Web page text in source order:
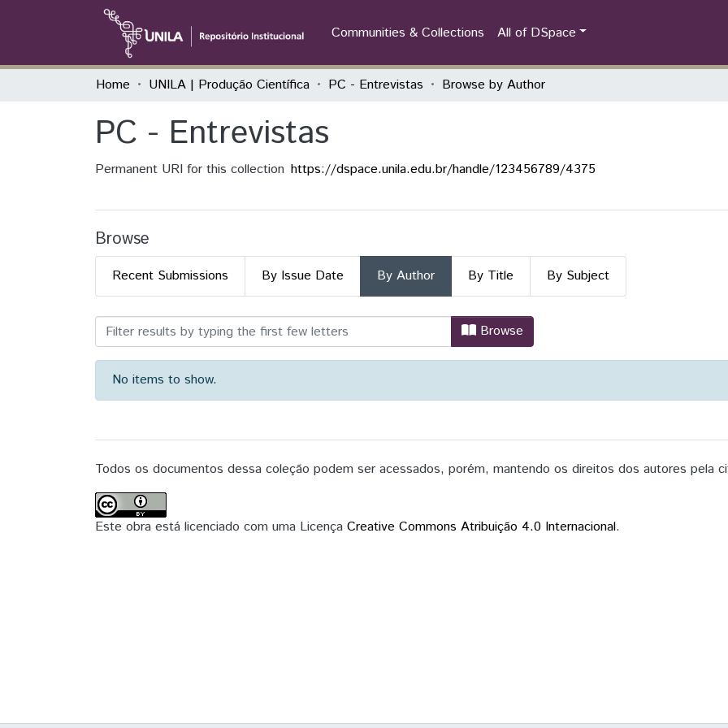
Communities & Collections All of DSpace
Home UNILA | Produção Científica PC - Entrevistas Browse by Author
PC - Entrevistas
Permanent URI for this collection https://dspace.unila.edu.br/handle/123456789/4375
Browse
Recent Submissions By Issue Date By Author By Title By Subject
Browsing PC - Entrevistas by Author Browse
No items to show.
Todos os documentos dessa coleção podem ser acessados, porém, mantendo os direitos dos autores pela
Este obra está licenciado com uma Licença Creative Commons Atribuição 4.0 Internacional.